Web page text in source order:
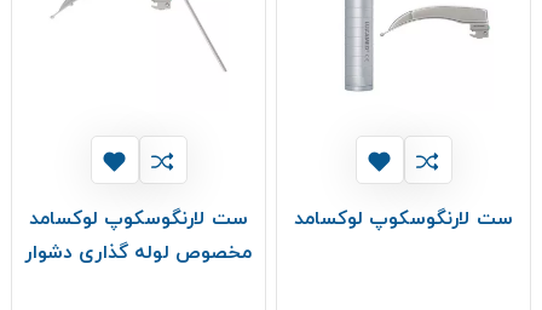
ست لارنگوسکوپ لوکسامد
ست لارنگوسکوپ لوکسامد
مخصوص لوله گذاری دشوار